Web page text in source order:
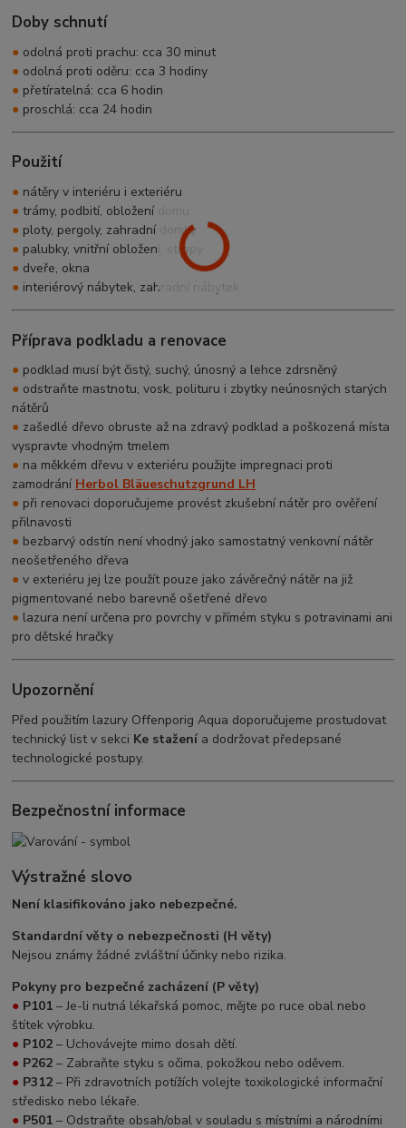
Doby schnutí
● odolná proti prachu: cca 30 minut
● odolná proti oděru: cca 3 hodiny
● přetíratelná: cca 6 hodin
● proschlá: cca 24 hodin
Použití
● nátěry v interiéru i exteriéru
● trámy, podbití, obložení domu
● ploty, pergoly, zahradní domky
● palubky, vnitřní obložení, stropy
● dveře, okna
● interiérový nábytek, zahradní nábytek
Příprava podkladu a renovace
● podklad musí být čistý, suchý, únosný a lehce zdrsněný
● odstraňte mastnotu, vosk, polituru i zbytky neúnosných starých
nátěrů
● zašedlé dřevo obruste až na zdravý podklad a poškozená místa
vyspravte vhodným tmelem
● na měkkém dřevu v exteriéru použijte impregnaci proti
zamodrání Herbol Bläueschutzgrund LH
● při renovaci doporučujeme provést zkušební nátěr pro ověření
přilnavosti
● bezbarvý odstín není vhodný jako samostatný venkovní nátěr
neošetřeného dřeva
● v exteriéru jej lze použít pouze jako závěrečný nátěr na již
pigmentované nebo barevně ošetřené dřevo
● lazura není určena pro povrchy v přímém styku s potravinami ani
pro dětské hračky
Upozornění
Před použitím lazury Offenporig Aqua doporučujeme prostudovat
technický list v sekci Ke stažení a dodržovat předepsané
technologické postupy.
Bezpečnostní informace
Výstražné slovo
Není klasifikováno jako nebezpečné.
Standardní věty o nebezpečnosti (H věty)
Nejsou známy žádné zvláštní účinky nebo rizika.
Pokyny pro bezpečné zacházení (P věty)
● P101 – Je-li nutná lékařská pomoc, mějte po ruce obal nebo
štítek výrobku.
● P102 – Uchovávejte mimo dosah dětí.
● P262 – Zabraňte styku s očima, pokožkou nebo oděvem.
● P312 – Při zdravotních potížích volejte toxikologické informační
středisko nebo lékaře.
● P501 – Odstraňte obsah/obal v souladu s místními a národními